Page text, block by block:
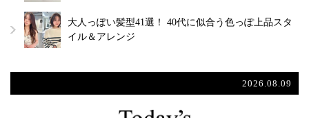
大人っぽい髪型41選！ 40代に似合う色っぽ上品スタ
イル＆アレンジ
2026.08.09